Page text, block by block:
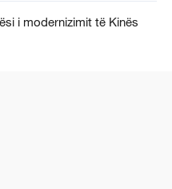
i modernizimit të Kinës